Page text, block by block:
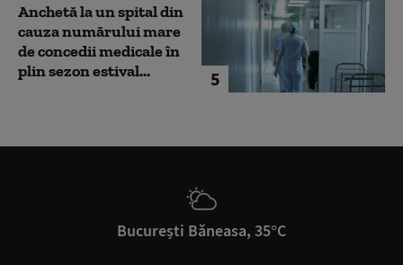
5
Anchetă la un spital din
cauza numărului mare
de concedii medicale în
plin sezon estival...
București Băneasa, 35°C